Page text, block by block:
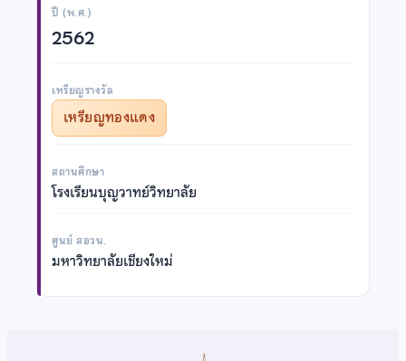
ปี (พ.ศ.)
2562
เหรียญรางวัล
เหรียญทองแดง
สถานศึกษา
โรงเรียนบุญวาทย์วิทยาลัย
ศูนย์ สอวน.
มหาวิทยาลัยเชียงใหม่